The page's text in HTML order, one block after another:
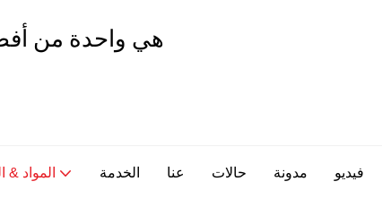
المواد الخدمة عنا حالات مدونة فيديو